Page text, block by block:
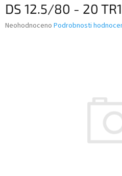
DS 12.5/80 - 20
Průměrné
Neohodnoceno Podrobnosti